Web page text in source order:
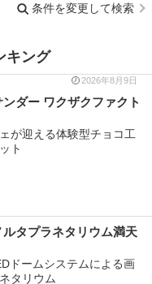
条件を変更して検索
キング
2026年8月9日
ダー ワクザクファクト
が迎える体験型チョコ工
ト
ルタプラネタリウム満天
ドームシステムによる画
タリウム